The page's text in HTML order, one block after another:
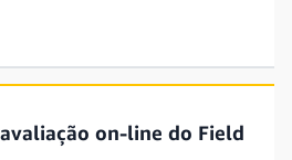
on-line do Field